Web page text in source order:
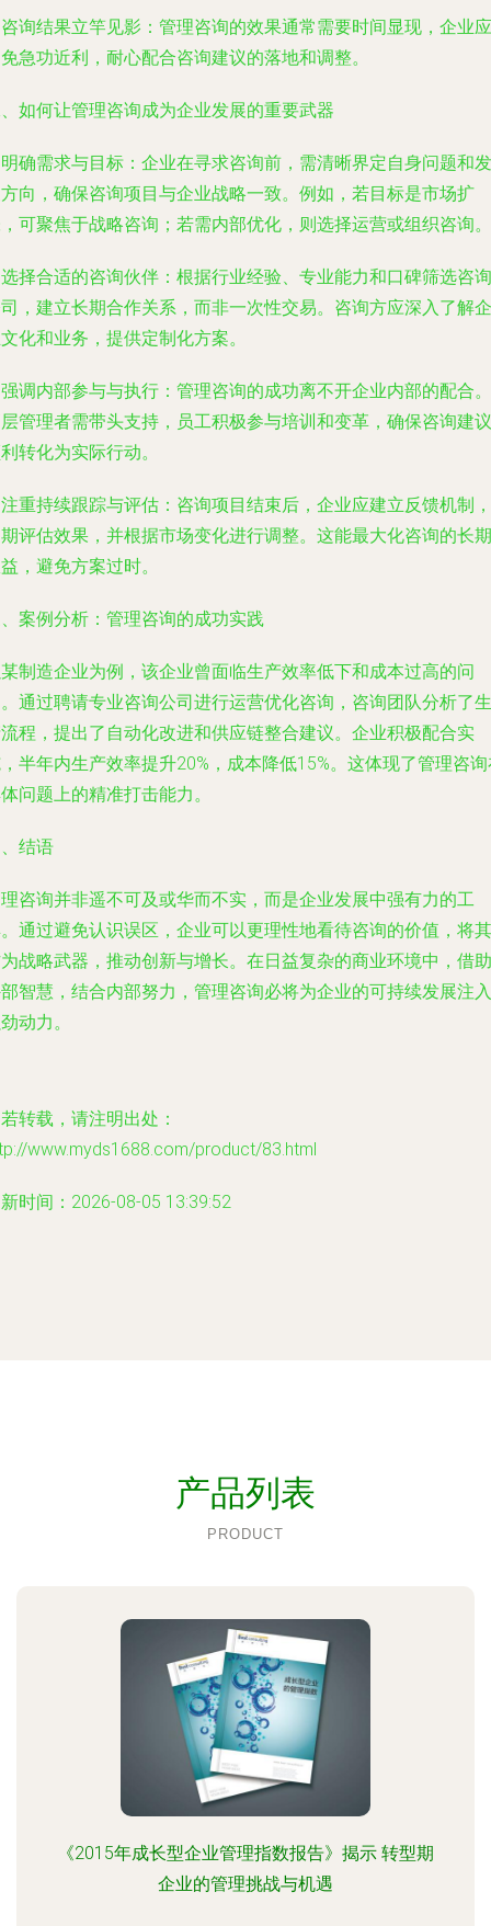
询结果立竿见影：管理咨询的效果通常需要时间显现，企业应
急功近利，耐心配合咨询建议的落地和调整。
如何让管理咨询成为企业发展的重要武器
确需求与目标：企业在寻求咨询前，需清晰界定自身问题和发
向，确保咨询项目与企业战略一致。例如，若目标是市场扩
可聚焦于战略咨询；若需内部优化，则选择运营或组织咨询。
择合适的咨询伙伴：根据行业经验、专业能力和口碑筛选咨询
，建立长期合作关系，而非一次性交易。咨询方应深入了解企
化和业务，提供定制化方案。
调内部参与与执行：管理咨询的成功离不开企业内部的配合。
管理者需带头支持，员工积极参与培训和变革，确保咨询建议
转化为实际行动。
重持续跟踪与评估：咨询项目结束后，企业应建立反馈机制，
评估效果，并根据市场变化进行调整。这能最大化咨询的长期
，避免方案过时。
案例分析：管理咨询的成功实践
制造企业为例，该企业曾面临生产效率低下和成本过高的问
通过聘请专业咨询公司进行运营优化咨询，咨询团队分析了生
程，提出了自动化改进和供应链整合建议。企业积极配合实
半年内生产效率提升20%，成本降低15%。这体现了管理咨
问题上的精准打击能力。
结语
咨询并非遥不可及或华而不实，而是企业发展中强有力的工
通过避免认识误区，企业可以更理性地看待咨询的价值，将其
战略武器，推动创新与增长。在日益复杂的商业环境中，借助
智慧，结合内部努力，管理咨询必将为企业的可持续发展注入
动力。
转载，请注明出处：
www.myds1688.com/product/83.html
时间：2026-08-05 13:39:52
产品列表
PRODUCT
《2015年成长型企业管理指数报告》揭示 转型期
企业的管理挑战与机遇